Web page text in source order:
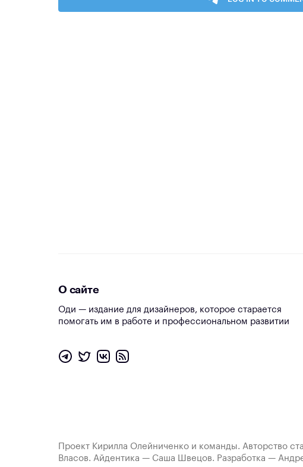
О сайте
Оди — издание для дизайнеров, которое старается
помогать им в работе и профессиональном развитии
Проект Кирилла Олейниченко и команды. Авторство
Власов. Айдентика — Саша Швецов. Разработка —